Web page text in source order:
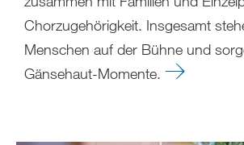
Chorzugehörigkeit. Insgesamt
Menschen auf der Bühne und
Gänsehaut-Momente.